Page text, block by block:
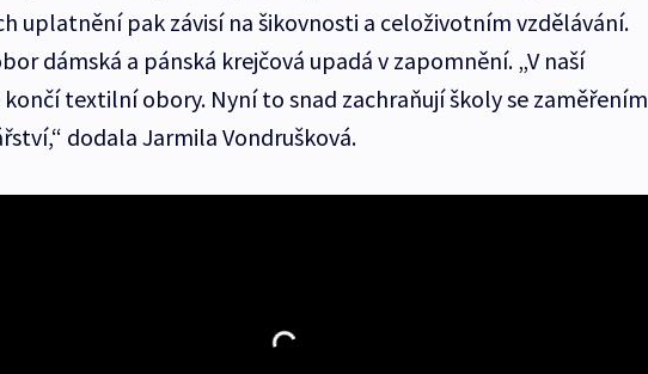
uplatnění pak závisí na šikovnosti a celoživotním vzdělávání.
dámská a pánská krejčová upadá v zapomnění. „V naší
textilní obory. Nyní to snad zachraňují školy se zaměřením
dodala Jarmila Vondrušková.